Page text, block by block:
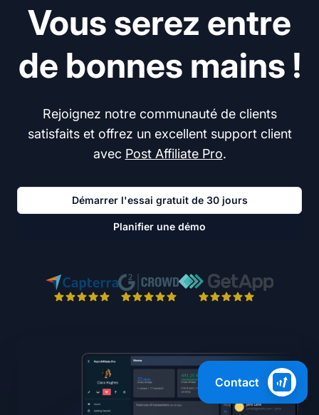
Vous serez entre
de bonnes mains !
Rejoignez notre communauté de clients
satisfaits et offrez un excellent support client
avec Post Affiliate Pro.
Démarrer l'essai gratuit de 30 jours
Planifier une démo
Contact